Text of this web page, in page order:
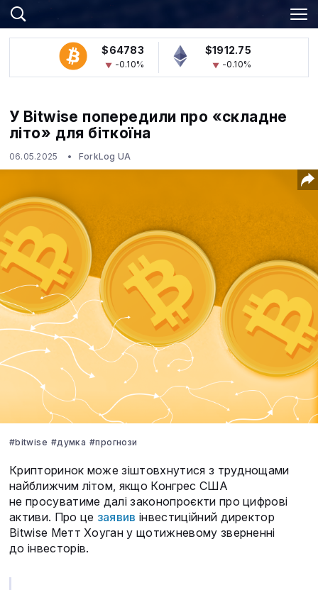
$64783
-0.10%
$1912.75
-0.10%
У Bitwise попередили про «складне
літо» для біткоїна
06.05.2025 ForkLog UA
#bitwise #думка #прогнози
Крипторинок може зіштовхнутися з труднощами
найближчим літом, якщо Конгрес США
не просуватиме далі законопроєкти про цифрові
активи. Про це заявив інвестиційний директор
Bitwise Метт Хоуган у щотижневому зверненні
до інвесторів.